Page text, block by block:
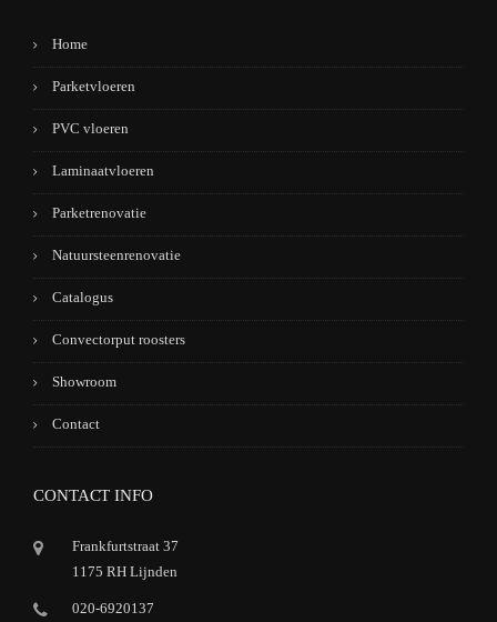
Home
Parketvloeren
PVC vloeren
Laminaatvloeren
Parketrenovatie
Natuursteenrenovatie
Catalogus
Convectorput roosters
Showroom
Contact
CONTACT INFO
Frankfurtstraat 37
1175 RH Lijnden
020-6920137